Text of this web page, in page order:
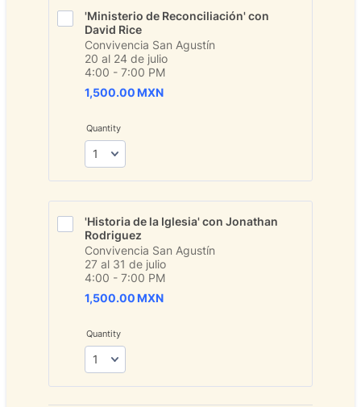
'Ministerio de Reconciliación' con
David Rice
Convivencia San Agustín
20 al 24 de julio
4:00 - 7:00 PM
1,500.00 MXN
1,500.00 MXN
Quantity
'Historia de la Iglesia' con Jonathan
Rodriguez
Convivencia San Agustín
27 al 31 de julio
4:00 - 7:00 PM
1,500.00 MXN
1,500.00 MXN
Quantity